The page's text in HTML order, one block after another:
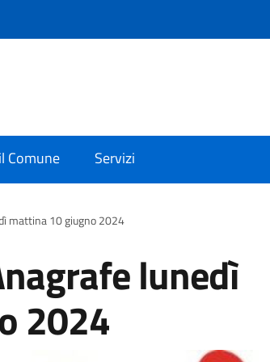
Comune Servizi
mattina 10 giugno 2024
lunedì
2024